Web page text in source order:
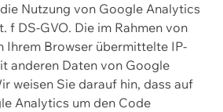
Nutzung von Google Analytics
f DS-GVO. Die im Rahmen von
Ihrem Browser übermittelte IP-
anderen Daten von Google
weisen Sie darauf hin, dass auf
Analytics um den Code